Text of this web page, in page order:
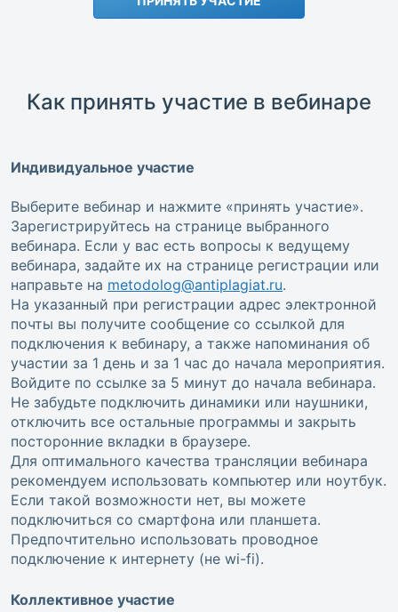
Как принять участие в вебинаре
Индивидуальное участие
Выберите вебинар и нажмите «принять участие».
Зарегистрируйтесь на странице выбранного
вебинара. Если у вас есть вопросы к ведущему
вебинара, задайте их на странице регистрации или
направьте на metodolog@antiplagiat.ru.
На указанный при регистрации адрес электронной
почты вы получите сообщение со ссылкой для
подключения к вебинару, а также напоминания об
участии за 1 день и за 1 час до начала мероприятия.
Войдите по ссылке за 5 минут до начала вебинара.
Не забудьте подключить динамики или наушники,
отключить все остальные программы и закрыть
посторонние вкладки в браузере.
Для оптимального качества трансляции вебинара
рекомендуем использовать компьютер или ноутбук.
Если такой возможности нет, вы можете
подключиться со смартфона или планшета.
Предпочтительно использовать проводное
подключение к интернету (не wi-fi).
Коллективное участие